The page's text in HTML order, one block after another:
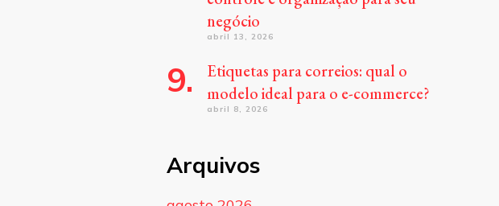
negócio
abril 13, 2026
Etiquetas para correios: qual o
modelo ideal para o e-commerce?
abril 8, 2026
Arquivos